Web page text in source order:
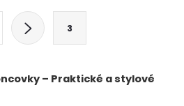
3
– Praktické a stylové